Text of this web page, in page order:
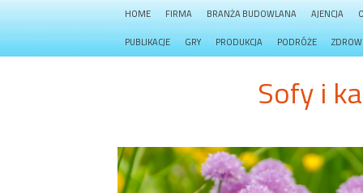
HOME FIRMA BRANŻA BUDOWLANA AJENCJA
PUBLIKACJE GRY PRODUKCJA PODRÓŻE
Sofy i